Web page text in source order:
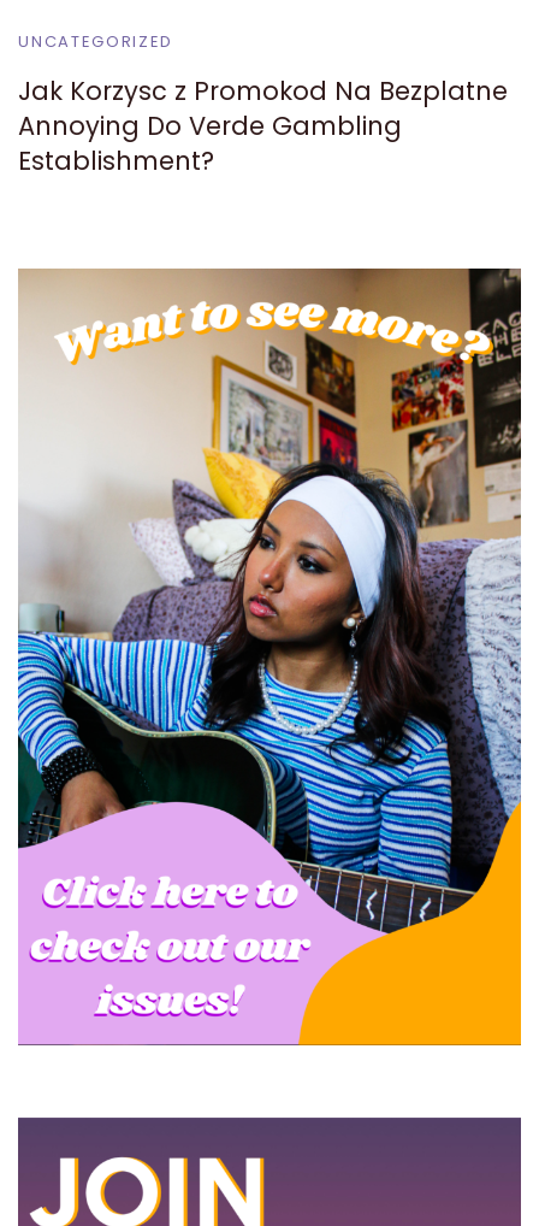
UNCATEGORIZED
Jak Korzysc z Promokod Na Bezplatne
Annoying Do Verde Gambling
Establishment?